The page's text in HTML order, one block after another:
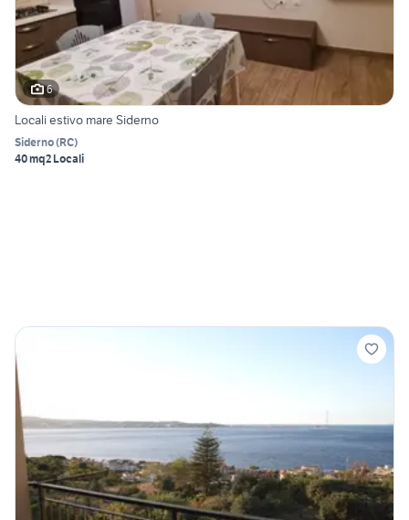
6
Locali estivo mare Siderno
Siderno(RC)
40 mq2 Locali